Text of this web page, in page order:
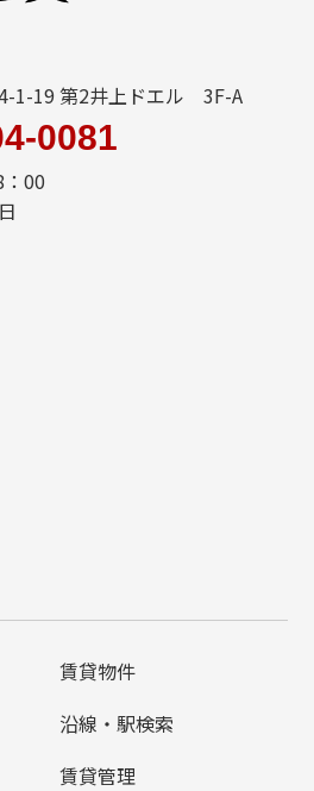
1-19 第2井上ドエル 3F-A
0081
00
賃貸物件
沿線・駅検索
賃貸管理